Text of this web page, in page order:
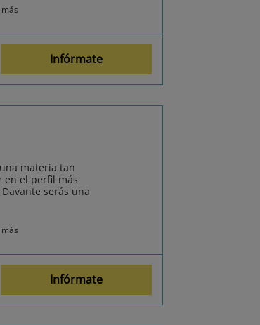
Infórmate
materia tan
en el perfil más
serás una
Infórmate